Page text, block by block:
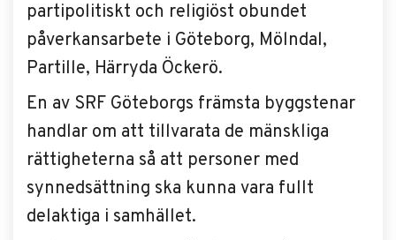
partipolitiskt och religiöst obundet
påverkansarbete i Göteborg, Mölndal,
Partille, Härryda Öckerö.
En av SRF Göteborgs främsta byggstenar
handlar om att tillvarata de mänskliga
rättigheterna så att personer med
synnedsättning ska kunna vara fullt
delaktiga i samhället.